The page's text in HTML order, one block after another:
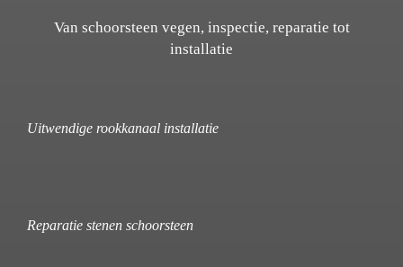
Van schoorsteen vegen, inspectie, reparatie tot
installatie
Uitwendige rookkanaal installatie
Reparatie stenen schoorsteen